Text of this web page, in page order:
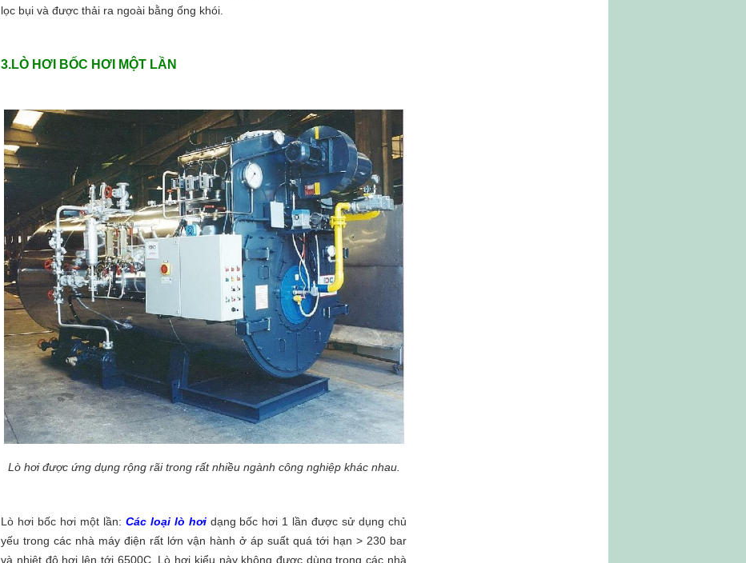
lọc bụi và được thải ra ngoài bằng ống khói.
3.LÒ HƠI BỐC HƠI MỘT LẦN
Lò hơi được ứng dụng rộng rãi trong rất nhiều ngành công nghiệp khác nhau.
Lò hơi bốc hơi một lần: Các loại lò hơidạng bốc hơi 1 lần được sử dụng chủ
yếu trong các nhà máy điện rất lớn vận hành ở áp suất quá tới hạn > 230 bar
và nhiệt độ hơi lên tới 6500C. Lò hơi kiểu này không được dùng trong các nhà